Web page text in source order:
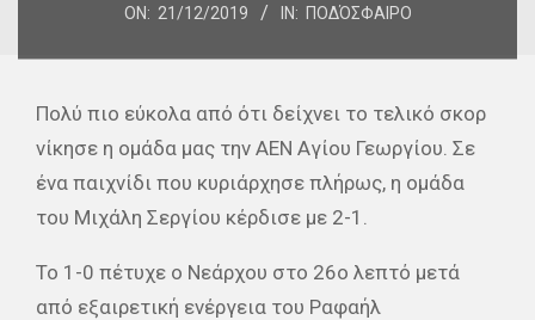
ON: 21/12/2019 IN: ΠΟΔΌΣΦΑΙΡΟ
Πολύ πιο εύκολα από ότι δείχνει το τελικό σκορ
νίκησε η ομάδα μας την ΑΕΝ Αγίου Γεωργίου. Σε
ένα παιχνίδι που κυριάρχησε πλήρως, η ομάδα
του Μιχάλη Σεργίου κέρδισε με 2-1.
Το 1-0 πέτυχε ο Νεάρχου στο 26ο λεπτό μετά
από εξαιρετική ενέργεια του Ραφαήλ